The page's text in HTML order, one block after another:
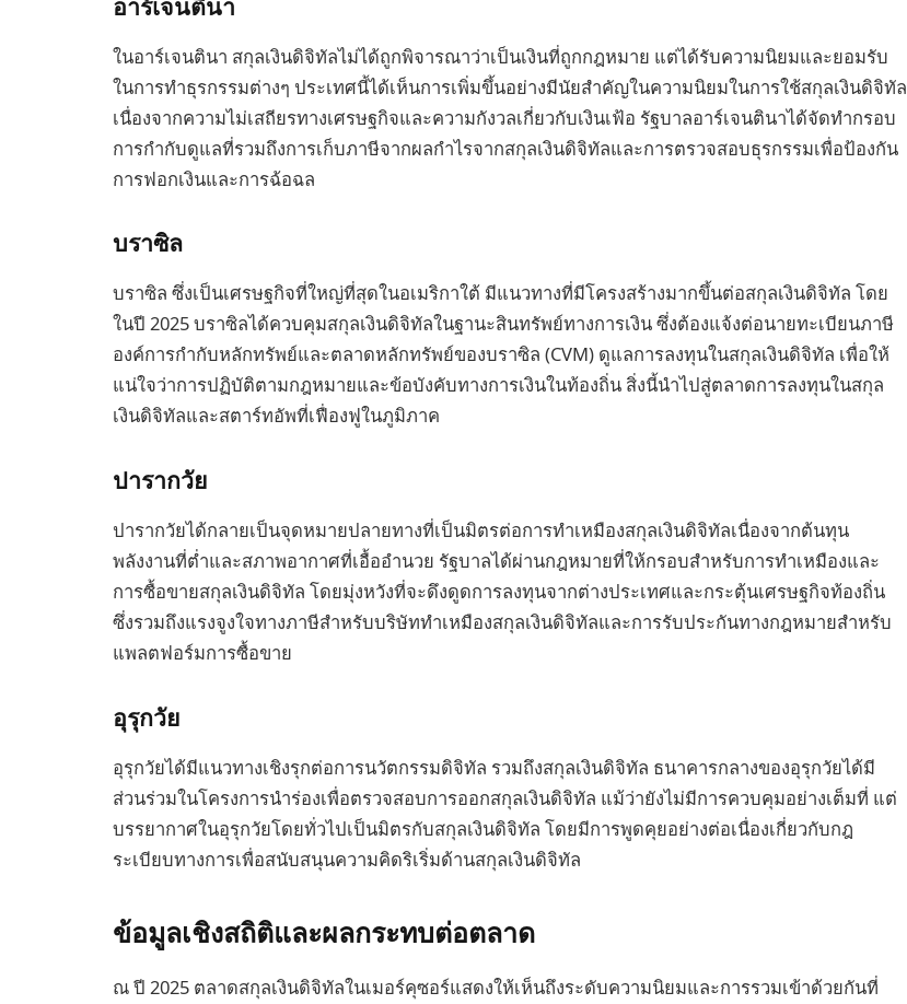
ในอาร์เจนตินา สกุลเงินดิจิทัลไม่ได้ถูกพิจารณาว่าเป็นเงินที่ถูกกฎหมาย แต่ได้รับความนิยมและยอมรับ
ในการทำธุรกรรมต่างๆ ประเทศนี้ได้เห็นการเพิ่มขึ้นอย่างมีนัยสำคัญในความนิยมในการใช้สกุลเงินดิจิทัล
เนื่องจากความไม่เสถียรทางเศรษฐกิจและความกังวลเกี่ยวกับเงินเฟ้อ รัฐบาลอาร์เจนตินาได้จัดทำกรอบ
การกำกับดูแลที่รวมถึงการเก็บภาษีจากผลกำไรจากสกุลเงินดิจิทัลและการตรวจสอบธุรกรรมเพื่อป้องกัน
การฟอกเงินและการฉ้อฉล
บราซิล
บราซิล ซึ่งเป็นเศรษฐกิจที่ใหญ่ที่สุดในอเมริกาใต้ มีแนวทางที่มีโครงสร้างมากขึ้นต่อสกุลเงินดิจิทัล โดย
ในปี 2025 บราซิลได้ควบคุมสกุลเงินดิจิทัลในฐานะสินทรัพย์ทางการเงิน ซึ่งต้องแจ้งต่อนายทะเบียนภาษี
องค์การกำกับหลักทรัพย์และตลาดหลักทรัพย์ของบราซิล (CVM) ดูแลการลงทุนในสกุลเงินดิจิทัล เพื่อให้
แน่ใจว่าการปฏิบัติตามกฎหมายและข้อบังคับทางการเงินในท้องถิ่น สิ่งนี้นำไปสู่ตลาดการลงทุนในสกุล
เงินดิจิทัลและสตาร์ทอัพที่เฟื่องฟูในภูมิภาค
ปารากวัย
ปารากวัยได้กลายเป็นจุดหมายปลายทางที่เป็นมิตรต่อการทำเหมืองสกุลเงินดิจิทัลเนื่องจากต้นทุน
พลังงานที่ต่ำและสภาพอากาศที่เอื้ออำนวย รัฐบาลได้ผ่านกฎหมายที่ให้กรอบสำหรับการทำเหมืองและ
การซื้อขายสกุลเงินดิจิทัล โดยมุ่งหวังที่จะดึงดูดการลงทุนจากต่างประเทศและกระตุ้นเศรษฐกิจท้องถิ่น
ซึ่งรวมถึงแรงจูงใจทางภาษีสำหรับบริษัททำเหมืองสกุลเงินดิจิทัลและการรับประกันทางกฎหมายสำหรับ
แพลตฟอร์มการซื้อขาย
อุรุกวัย
อุรุกวัยได้มีแนวทางเชิงรุกต่อการนวัตกรรมดิจิทัล รวมถึงสกุลเงินดิจิทัล ธนาคารกลางของอุรุกวัยได้มี
ส่วนร่วมในโครงการนำร่องเพื่อตรวจสอบการออกสกุลเงินดิจิทัล แม้ว่ายังไม่มีการควบคุมอย่างเต็มที่ แต่
บรรยากาศในอุรุกวัยโดยทั่วไปเป็นมิตรกับสกุลเงินดิจิทัล โดยมีการพูดคุยอย่างต่อเนื่องเกี่ยวกับกฎ
ระเบียบทางการเพื่อสนับสนุนความคิดริเริ่มด้านสกุลเงินดิจิทัล
ข้อมูลเชิงสถิติและผลกระทบต่อตลาด
ณ ปี 2025 ตลาดสกุลเงินดิจิทัลในเมอร์คุซอร์แสดงให้เห็นถึงระดับความนิยมและการรวมเข้าด้วยกันที่